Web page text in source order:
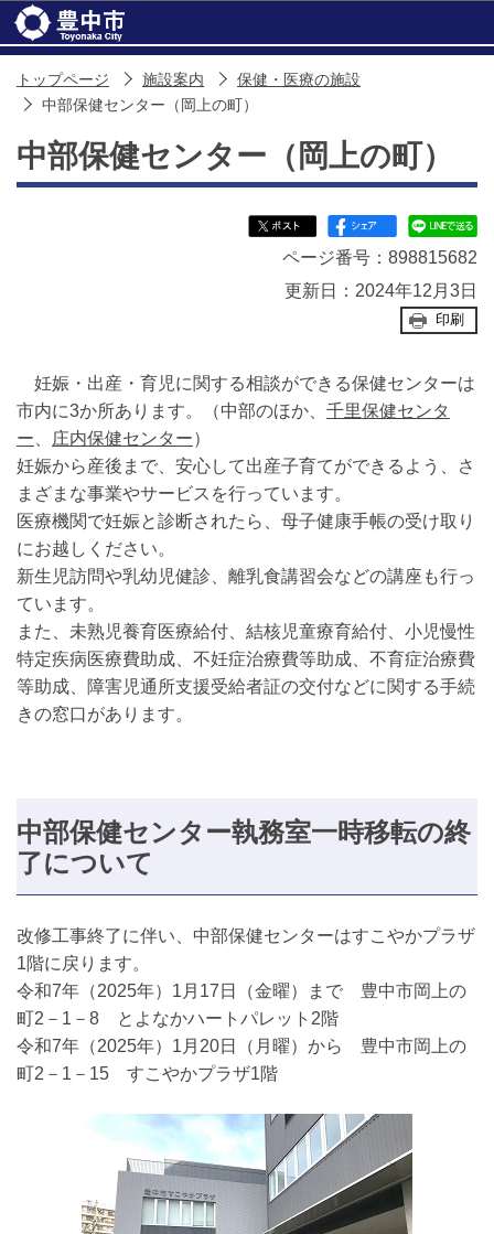
トップページ 施設案内
保健・医療の施設
中部保健センター（岡上の町）
中部保健センター（岡上の町）
ページ番号：898815682
更新日：2024年12月3日
印刷
妊娠・出産・育児に関する相談ができる保健センターは
市内に3か所あります。（中部のほか、 千里保健センタ
ー
庄内保健センター）
妊娠から産後まで、安心して出産子育てができるよう、さ
まざまな事業やサービスを行っています。
医療機関で妊娠と診断されたら、母子健康手帳の受け取り
にお越しください。
新生児訪問や乳幼児健診、離乳食講習会などの講座も行っ
ています。
また、未熟児養育医療給付、結核児童療育給付、小児慢性
特定疾病医療費助成、不妊症治療費等助成、不育症治療費
等助成、障害児通所支援受給者証の交付などに関する手続
きの窓口があります。
中部保健センター執務室一時移転の終
了について
改修工事終了に伴い、中部保健センターはすこやかプラザ
1階に戻ります。
令和7年（2025年）1月17日（金曜）まで 豊中市岡上の
町2－1－8 とよなかハートパレット2階
令和7年（2025年）1月20日（月曜）から 豊中市岡上の
町2－1－15 すこやかプラザ1階